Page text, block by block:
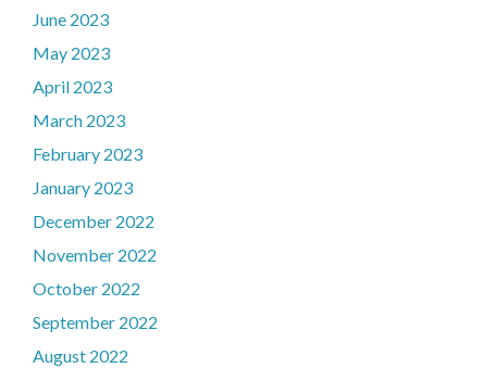
June 2023
May 2023
April 2023
March 2023
February 2023
January 2023
December 2022
November 2022
October 2022
September 2022
August 2022